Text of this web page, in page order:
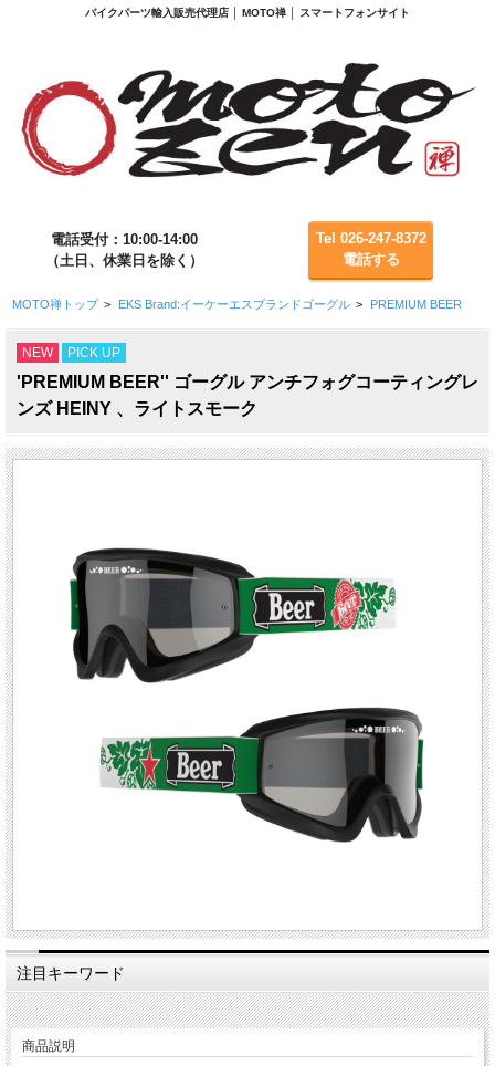
バイクパーツ輸入販売代理店 │ MOTO禅 │ スマートフォンサイト
電話受付：10:00-14:00
（土日、休業日を除く）
Tel 026-247-8372
電話する
MOTO禅トップ > EKS Brand:イーケーエスブランドゴーグル > PREMIUM BEER
NEW PICK UP
'PREMIUM BEER'' ゴーグル アンチフォグコーティングレ
ンズ HEINY 、ライトスモーク
注目キーワード
商品説明